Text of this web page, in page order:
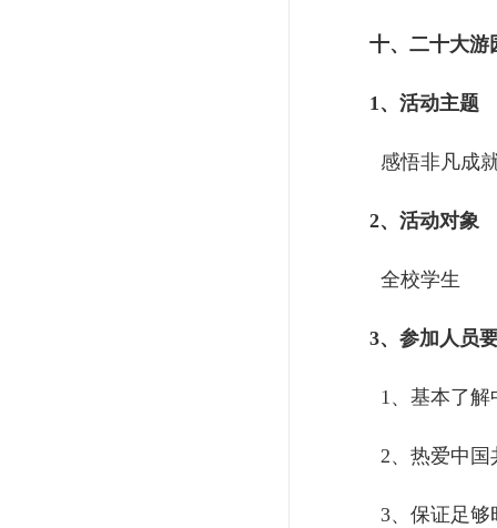
十、二十大游
1、活动主题
感悟非凡成
2、活动对象
全校学生
3、参加人员
1、基本了
2、热爱中
3、保证足